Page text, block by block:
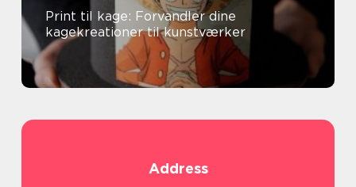
Print til kage: Forvandler dine
kagekreationer til kunstværker
Address